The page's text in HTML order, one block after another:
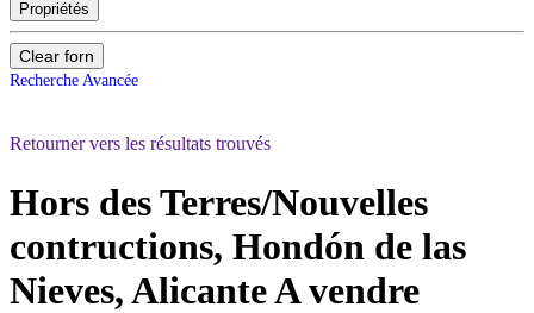
Propriétés
Clear forn
Recherche Avancée
Retourner vers les résultats trouvés
Hors des Terres/Nouvelles
contructions, Hondón de las
Nieves, AlicanteA vendre